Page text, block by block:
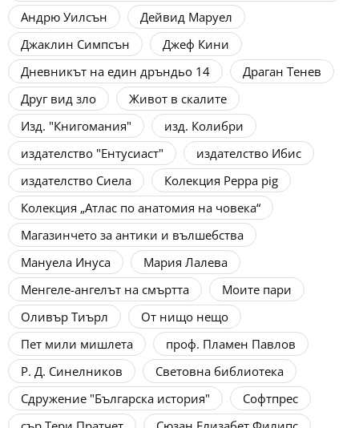
Андрю Уилсън
Дейвид Маруел
Джаклин Симпсън
Джеф Кини
Дневникът на един дръндьо 14
Драган Тенев
Друг вид зло
Живот в скалите
Изд. "Книгомания"
изд. Колибри
издателство "Ентусиаст"
издателство Ибис
издателство Сиела
Колекция Peppa pig
Колекция „Атлас по анатомия на човека“
Магазинчето за антики и вълшебства
Мануела Инуса
Мария Лалева
Менгеле-ангелът на смъртта
Моите пари
Оливър Тиърл
От нищо нещо
Пет мили мишлета
проф. Пламен Павлов
Р. Д. Синелников
Световна библиотека
Сдружение "Българска история"
Софтпрес